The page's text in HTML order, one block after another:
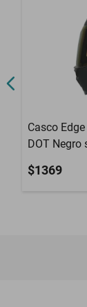
Casco
DOT Negro
$1369